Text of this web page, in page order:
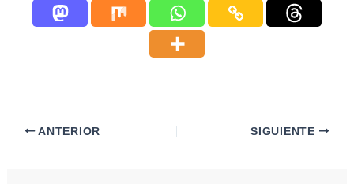
ANTERIOR SIGUIENTE